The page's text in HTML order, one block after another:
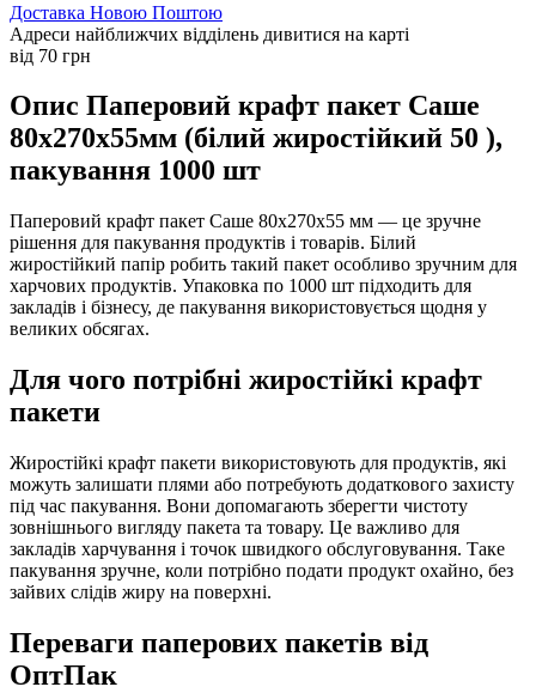
Доставка Новою Поштою
Адреси найближчих відділень дивитися на карті
від 70 грн
Опис Паперовий крафт пакет Саше
80х270х55мм (білий жиростійкий 50 ),
пакування 1000 шт
Паперовий крафт пакет Саше 80х270х55 мм — це зручне
рішення для пакування продуктів і товарів. Білий
жиростійкий папір робить такий пакет особливо зручним для
харчових продуктів. Упаковка по 1000 шт підходить для
закладів і бізнесу, де пакування використовується щодня у
великих обсягах.
Для чого потрібні жиростійкі крафт
пакети
Жиростійкі крафт пакети використовують для продуктів, які
можуть залишати плями або потребують додаткового захисту
під час пакування. Вони допомагають зберегти чистоту
зовнішнього вигляду пакета та товару. Це важливо для
закладів харчування і точок швидкого обслуговування. Таке
пакування зручне, коли потрібно подати продукт охайно, без
зайвих слідів жиру на поверхні.
Переваги паперових пакетів від
ОптПак